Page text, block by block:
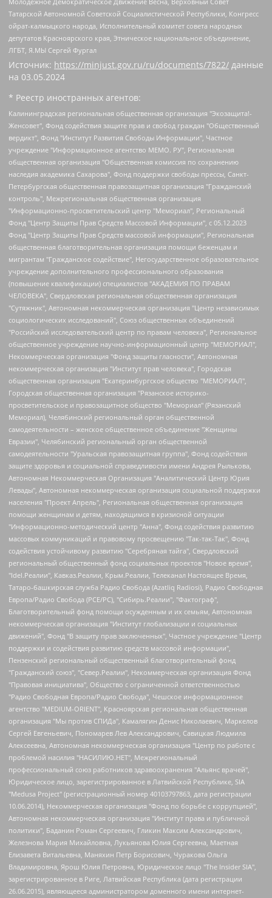
Татарской Автономной Советской Социалистической Республики, Конгресс
ойрат-калмыцкого народа, Исполнительный комитет совета народных
депутатов Красноярского края, Этническое национальное объединение,
ЛГБТ, Я.МЫ Сергей Фургал
Источник: https://minjust.gov.ru/ru/documents/7822/ данные
на 03.05.2024
* Реестр иностранных агентов:
Калининградская региональная общественная организация "Экозащита!-Женсовет", Фонд содействия защите прав и свобод граждан "Общественный вердикт", Фонд "Институт Развития Свободы Информации", Частное учреждение "Информационное агентство МЕМО. РУ", Региональная общественная организация "Общественная комиссия по сохранению наследия академика Сахарова", Фонд поддержки свободы прессы, Санкт-Петербургская общественная правозащитная организация "Гражданский контроль", Межрегиональная общественная организация "Информационно-просветительский центр "Мемориал", Региональный Фонд "Центр Защиты Прав Средств Массовой Информации", с 05.12.2023 Фонд "Центр Защиты Прав Средств массовой информации", Региональная общественная благотворительная организация помощи беженцам и мигрантам "Гражданское содействие", Негосударственное образовательное учреждение дополнительного профессионального образования (повышение квалификации) специалистов "АКАДЕМИЯ ПО ПРАВАМ ЧЕЛОВЕКА", Свердловская региональная общественная организация "Сутяжник", Автономная некоммерческая организация "Центр независимых социологических исследований", Союз общественных объединений "Российский исследовательский центр по правам человека", Региональное общественное учреждение научно-информационный центр "МЕМОРИАЛ", Некоммерческая организация "Фонд защиты гласности", Автономная некоммерческая организация "Институт прав человека", Городская общественная организация "Екатеринбургское общество "МЕМОРИАЛ", Городская общественная организация "Рязанское историко-просветительское и правозащитное общество "Мемориал" (Рязанский Мемориал), Челябинский региональный орган общественной самодеятельности – женское общественное объединение "Женщины Евразии", Челябинский региональный орган общественной самодеятельности "Уральская правозащитная группа", Фонд содействия защите здоровья и социальной справедливости имени Андрея Рылькова, Автономная Некоммерческая Организация "Аналитический Центр Юрия Левады", Автономная некоммерческая организация социальной поддержки населения "Проект Апрель", Региональная общественная организация помощи женщинам и детям, находящимся в кризисной ситуации "Информационно-методический центр "Анна", Фонд содействия развитию массовых коммуникаций и правовому просвещению "Так-так-Так", Фонд содействия устойчивому развитию "Серебряная тайга", Свердловский региональный общественный фонд социальных проектов "Новое время", "Idel.Реалии", Кавказ.Реалии, Крым.Реалии, Телеканал Настоящее Время, Татаро-башкирская служба Радио Свобода (Azatliq Radiosi), Радио Свободная Европа/Радио Свобода (PCE/PC), "Сибирь.Реалии", "Фактограф", Благотворительный фонд помощи осужденным и их семьям, Автономная некоммерческая организация "Институт глобализации и социальных движений", Фонд "В защиту прав заключенных", Частное учреждение "Центр поддержки и содействия развитию средств массовой информации", Пензенский региональный общественный благотворительный фонд "Гражданский союз", "Север.Реалии", Некоммерческая организация Фонд "Правовая инициатива", Общество с ограниченной ответственностью "Радио Свободная Европа/Радио Свобода", Чешское информационное агентство "MEDIUM-ORIENT", Красноярская региональная общественная организация "Мы против СПИДа", Камалягин Денис Николаевич, Маркелов Сергей Евгеньевич, Пономарев Лев Александрович, Савицкая Людмила Алексеевна, Автономная некоммерческая организация "Центр по работе с проблемой насилия "НАСИЛИЮ.НЕТ", Межрегиональный профессиональный союз работников здравоохранения "Альянс врачей", Юридическое лицо, зарегистрированное в Латвийской Республике, SIA "Medusa Project" (регистрационный номер 40103797863, дата регистрации 10.06.2014), Некоммерческая организация "Фонд по борьбе с коррупцией", Автономная некоммерческая организация "Институт права и публичной политики", Баданин Роман Сергеевич, Гликин Максим Александрович, Железнова Мария Михайловна, Лукьянова Юлия Сергеевна, Маетная Елизавета Витальевна, Маняхин Петр Борисович, Чуракова Ольга Владимировна, Ярош Юлия Петровна, Юридическое лицо "The Insider SIA", зарегистрированное в Риге, Латвийская Республика (дата регистрации 26.06.2015), являющееся администратором доменного имени интернет-издания "The Insider SIA", https://theins.ru, Постернак Алексей Евгеньевич, Рубин Михаил Аркадьевич, Анин Роман Александрович, Юридическое лицо Istories fonds, зарегистрированное в Латвийской Республике (регистрационный номер 50008295751, дата регистрации 24.02.2020), Великовский Дмитрий Александрович, Долинина Ирина Николаевна, Мароховская Алеся Алексеевна, Шлейнов Роман Юрьевич, Шмагун Олеся Валентиновна, Общество с ограниченной ответственностью "Альтаир 2021", Общество с ограниченной ответственностью "Вега 2021", Общество с ограниченной ответственностью "Главный редактор 2021", Общество с ограниченной ответственностью "Ромашки монолит", Важенков Артем Валерьевич, Ивановская областная общественная организация "Центр гендерных исследований", Гурман Юрий Альбертович, Медиапроект "ОВД-Инфо", Егоров Владимир Владимирович, Жилинский Владимир Александрович, Общество с ограниченной ответственностью "ЗП", Иванова София Юрьевна, Карезина Инна Павловна, Кильтау Екатерина Викторовна, Петров Алексей Викторович, Пискунов Сергей Евгеньевич, Смирнов Сергей Сергеевич, Тихонов Михаил Сергеевич, Общество с ограниченной ответственностью "ЖУРНАЛИСТ-ИНОСТРАННЫЙ АГЕНТ", Арапова Галина Юрьевна, Вольтская Татьяна Анатольевна, Американская компания "Mason G.E.S. Anonymous Foundation" (США), являющаяся владельцем интернет-издания https://mnews.world/, Компания "Stichting Bellingcat", зарегистрированная в Нидерландах (дата регистрации 11.07.2018), Захаров Андрей Вячеславович, Клепиковская Екатерина Дмитриевна, Общество с ограниченной ответственностью "МЕМО", Перл Роман Александрович, Симонов Евгений Алексеевич, Соловьева Елена Анатольевна, Сотников Даниил Владимирович, Сурначева Елизавета Дмитриевна, Автономная некоммерческая организация по защите прав человека и информированию населения "Якутия – Наше Мнение", Общество с ограниченной ответственностью "Москоу диджитал медиа", с 26.01.2023 Общество с ограниченной ответственностью "Чайка Белые сады", Ветошкина Валерия Валерьевна, Заговора Максим Александрович, Межрегиональное общественное движение "Российская ЛГБТ - сеть", Оленичев Максим Владимирович, Павлов Иван Юрьевич, Скворцова Елена Сергеевна, Общество с ограниченной ответственностью "Как бы инагент", Кочетков Игорь Викторович, Общество с ограниченной ответственностью "Честные выборы", Еланчик Олег Александрович, Общество с ограниченной ответственностью "Нобелевский призыв", Гималова Регина Эмилевна, Григорьев Андрей Валерьевич, Григорьева Алина Александровна, Ассоциация по содействию защите прав призывников, альтернативнослужащих и военнослужащих "Правозащитная группа "Гражданин.Армия.Право", Хисамова Регина Фаритовна, Автономная некоммерческая организация по реализации социально-правовых программ "Лилит", Дальневосточное общественное движение "Маяк", Санкт-Петербургская ЛГБТ-инициативная группа "Выход", Инициативная группа ЛГБТ+ "Реверс", Алексеев Андрей Викторович, Бекбулатова Таисия Львовна, Беляев Иван Михайлович, Владыкина Елена Сергеевна, Гельман Марат Александрович, Никульшина Вероника Юрьевна, Толоконникова Надежда Андреевна, Шендерович Виктор Анатольевич, Общество с ограниченной ответственностью "Данное сообщение", Общество с ограниченной ответственностью Издательский дом "Новая глава", Айнбиндер Александра Александровна, Московский комьюнити-центр для ЛГБТ+инициатив, Благотворительный фонд развития филантропии, Deutsche Welle (Германия, Kurt-Schumacher-Strasse 3, 53113 Bonn), Борзунова Мария Михайловна, Воробьев Виктор Викторович, Голубева Анна Львовна, Константинова Алла Михайловна, Малкова Ирина Владимировна, Мурадов Мурад Абдулгалимович, Осетинская Елизавета Николаевна, Понасенков Евгений Николаевич, Ганапольский Матвей Юрьевич, Киселев Евгений Алексеевич, Борухович Ирина Григорьевна, Дремин Иван Тимофеевич, Дубровский Дмитрий Викторович, Красноярская региональная общественная организация поддержки и развития альтернативных образовательных технологий и межкультурных коммуникаций "ИНТЕРРА", Маяковская Екатерина Алексеевна, Фейгин Марк Захарович, Филимонов Андрей Викторович, Дзугкоева Регина Николаевна, Доброхотов Роман Александрович, Дудь Юрий Александрович, Елкин Сергей Владимирович, Кругликов Кирилл Игоревич, Сабунаева Мария Леонидовна, Семенов Алексей Владимирович, Шаинян Карен Багратович, Шульман Екатерина Михайловна, Асафьев Артур Валерьевич, Вахштайн Виктор Семенович, Венедиктов Алексей Алексеевич, Лушникова Екатерина Евгеньевна, Волков Леонид Михайлович, Невзоров Александр Глебович, Пархоменко Сергей Борисович, Сироткин Ярослав Николаевич, Кара-Мурза Владимир Владимирович, Баранова Наталья Владимировна, Гозман Леонид Яковлевич, Кагарлицкий Борис Юльевич, Климарев Михаил Валерьевич, Милов Владимир Станиславович, Автономная некоммерческая организация Краснодарский центр современного искусства "Типография", Моргенштерн Алишер Тагирович, Соболь Любовь Эдуардовна, Общество с ограниченной ответственностью "ЛИЗА НОРМ", Каспаров Гарри Кимович, Ходорковский Михаил Борисович, Общество с ограниченной ответственностью "Апрельские тезисы", Данилович Ирина Брониславовна, Кашин Олег Владимирович, Петров Николай Владимирович, Пивоваров Алексей Владимирович, Соколов Михаил Владимирович, Цветкова Юлия Владимировна, Чичваркин Евгений Александрович, Комитет против пыток/Команда против пыток, Общество с ограниченной ответственностью "Первый научный", Общество с ограниченной ответственностью "Вертолет и ко", Белоцерковская Вероника Борисовна, Кац Максим Евгеньевич, Лазарева Татьяна Юрьевна, Шаведдинов Руслан Табризович, Яшин Илья Валерьевич, Общество с ограниченной ответственностью "Иноагент ААВ", Алешковский Дмитрий Петрович, Альбац Евгения Марковна, Быков Дмитрий Львович, Галямина Юлия Евгеньевна, Лойко Сергей Леонидович, Мартынов Кирилл Константинович, Медведев Сергей Александрович, Крашенинников Федор Геннадиевич, Гордеева Катерина Вл